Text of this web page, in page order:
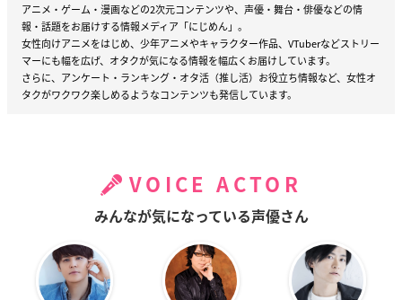
アニメ・ゲーム・漫画などの2次元コンテンツや、声優・舞台・俳優などの情
報・話題をお届けする情報メディア「にじめん」。
女性向けアニメをはじめ、少年アニメやキャラクター作品、VTuberなどストリー
マーにも幅を広げ、オタクが気になる情報を幅広くお届けしています。
さらに、アンケート・ランキング・オタ活（推し活）お役立ち情報など、女性オ
タクがワクワク楽しめるようなコンテンツも発信しています。
VOICE ACTOR
みんなが気になっている声優さん